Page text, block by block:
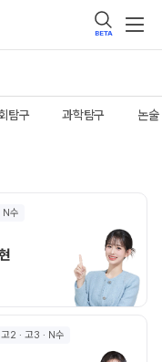
BETA
탐구 과학탐구 논술
N수
문아현 선생님 홈 바로가기
고2 · 고3 · N수